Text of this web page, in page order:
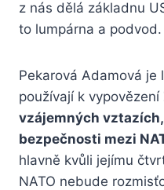
z nás dělá základnu
to lumpárna a podvod.
Pekarová Adamová je
používají k vypovězení
vzájemných
bezpečnosti mezi
hlavně kvůli jejímu
NATO nebude